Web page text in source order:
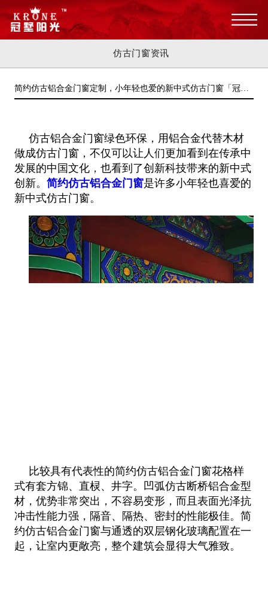
仿古门窗资讯
简约仿古铝合金门窗定制，小年轻也爱的新中式仿古门窗「冠墅
仿古铝合金门窗绿色环保，用铝合金代替木材
做成仿古门窗，不仅可以让人们更加看到在传承中
发展的中国文化，也看到了创新科技带来的新中式
创新。 简约仿古铝合金门窗是许多小年轻也喜爱的
新中式仿古门窗。
比较具有代表性的简约仿古铝合金门窗花格样
式有套方锦、直棂、井字。凹弧仿古断桥铝合金型
材，优势非常突出，不容易变形， 而且表面光泽抗
冲击性能力强，隔音、隔热、密封的性能极佳。简
约仿古铝合金门窗与通透的双层钢化玻璃配置在一
起，让室内更敞亮，整个建筑会显得大气雅致。